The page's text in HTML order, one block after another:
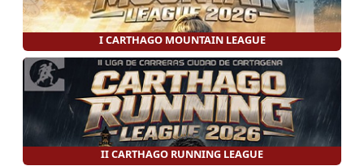
I CARTHAGO MOUNTAIN LEAGUE
II CARTHAGO RUNNING LEAGUE